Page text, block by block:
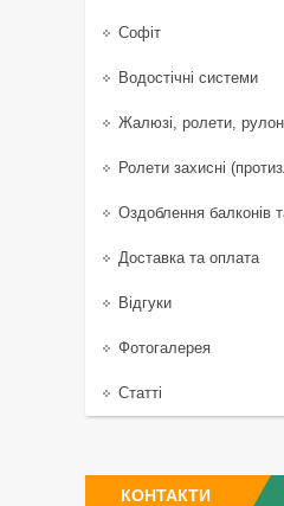
Софіт
Водостічні системи
Жалюзі, ролети,
Ролети захисні
Оздоблення балконів
Доставка та оплата
Відгуки
Фотогалерея
Статті
КОНТАКТИ